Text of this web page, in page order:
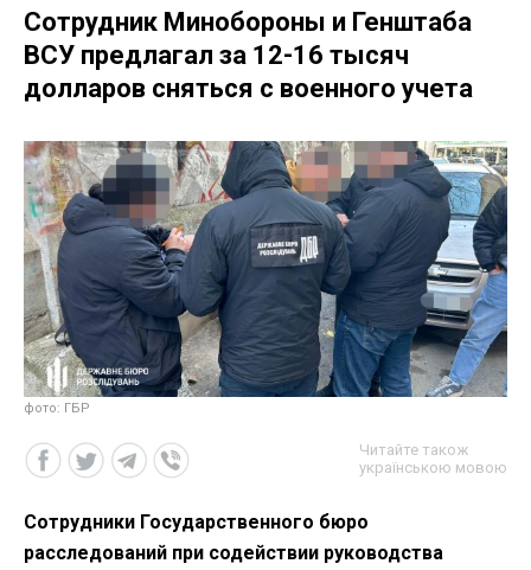
Сотрудник Минобороны и Генштаба
ВСУ предлагал за 12-16 тысяч
долларов сняться с военного учета
фото: ГБР
Читайте також
українською мовою
Сотрудники Государственного бюро
расследований при содействии руководства